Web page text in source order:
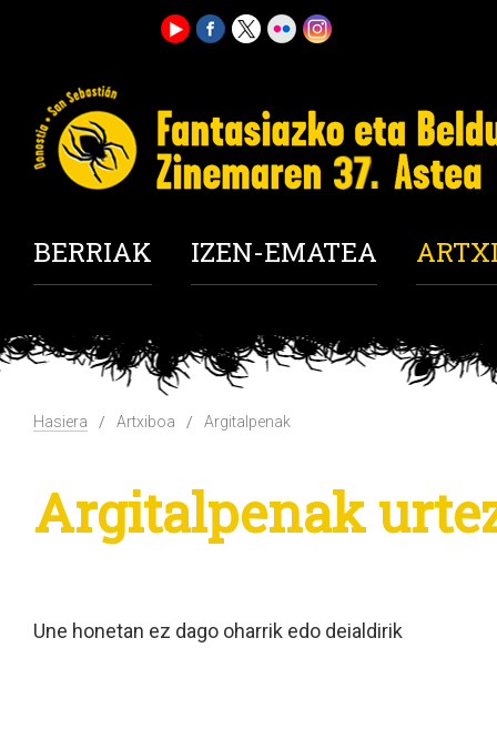
BERRIAK IZEN-EMATEA
Hasiera Artxiboa Argitalpenak
Argitalpenak
Une honetan ez dago oharrik edo deialdirik